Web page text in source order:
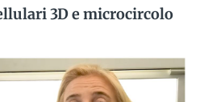
3D e microcircolo